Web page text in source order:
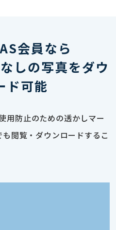
会員なら
しの写真をダウ
ド可能
用防止のための透かしマー
閲覧・ダウンロードするこ